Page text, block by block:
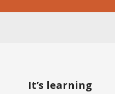
It’s learning